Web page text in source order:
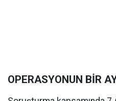
OPERASYONUN BİR